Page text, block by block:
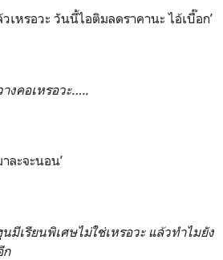
เหรอวะ วันนี้ไอติมลดราคานะ ไอ้เบื๊อก’
คอเหรอวะ…..
ละจะนอน’
ยนพิเศษไม่ใช่เหรอวะ แล้วทำไมยัง
ก